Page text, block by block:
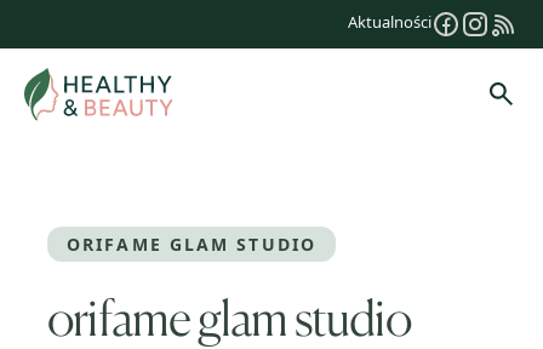
treści
Aktualności
ORIFAME GLAM STUDIO
orifame glam studio